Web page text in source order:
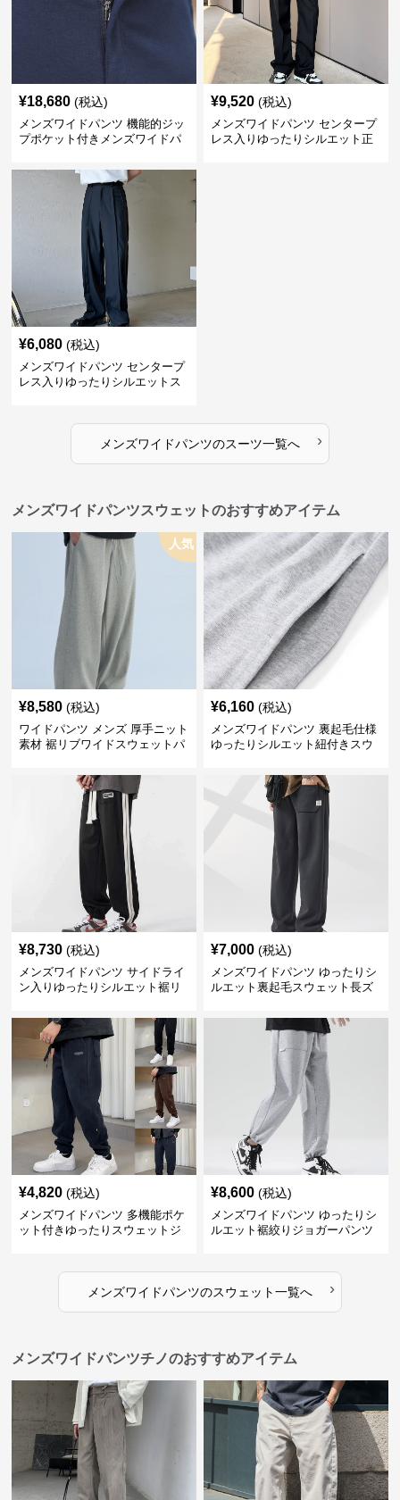
¥18,680 (税込)
メンズワイドパンツ 機能的ジッ
プポケット付きメンズワイドパ
¥9,520 (税込)
メンズワイドパンツ センタープ
レス入りゆったりシルエット正
¥6,080 (税込)
メンズワイドパンツ センタープ
レス入りゆったりシルエットス
メンズワイドパンツのスーツ一覧へ ›
メンズワイドパンツスウェットのおすすめアイテム
人気
¥8,580 (税込)
ワイドパンツ メンズ 厚手ニット
素材 裾リブワイドスウェットパ
¥6,160 (税込)
メンズワイドパンツ 裏起毛仕様
ゆったりシルエット紐付きスウ
¥8,730 (税込)
メンズワイドパンツ サイドライ
ン入りゆったりシルエット裾リ
¥7,000 (税込)
メンズワイドパンツ ゆったりシ
ルエット裏起毛スウェット長ズ
¥4,820 (税込)
メンズワイドパンツ 多機能ポケ
ット付きゆったりスウェットジ
¥8,600 (税込)
メンズワイドパンツ ゆったりシ
ルエット裾絞りジョガーパンツ
メンズワイドパンツのスウェット一覧へ ›
メンズワイドパンツチノのおすすめアイテム